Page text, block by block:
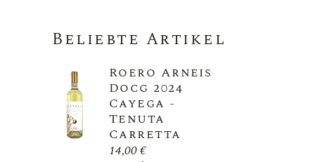
Beliebte Artikel
Roero Arneis
Docg 2024
Cayega -
Tenuta
Carretta
14,00€